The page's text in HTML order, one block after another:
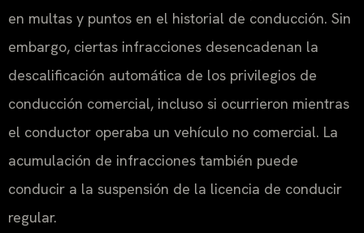
en multas y puntos en el historial de conducción. Sin
embargo, ciertas infracciones desencadenan la
descalificación automática de los privilegios de
conducción comercial, incluso si ocurrieron mientras
el conductor operaba un vehículo no comercial. La
acumulación de infracciones también puede
conducir a la suspensión de la licencia de conducir
regular.